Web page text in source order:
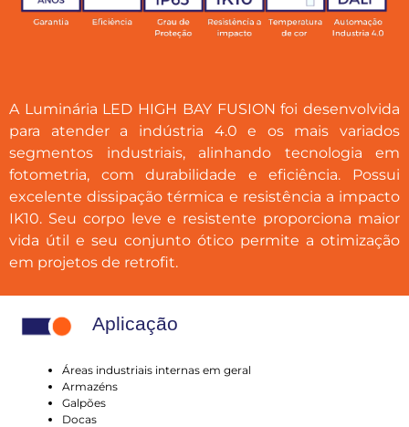
A Luminária LED HIGH BAY FUSION foi desenvolvida
para atender a indústria 4.0 e os mais variados
segmentos industriais, alinhando tecnologia em
fotometria, com durabilidade e eficiência. Possui
excelente dissipação térmica e resistência a impacto
IK10. Seu corpo leve e resistente proporciona maior
vida útil e seu conjunto ótico permite a otimização
em projetos de retrofit.
Aplicação
Áreas industriais internas em geral
Armazéns
Galpões
Docas